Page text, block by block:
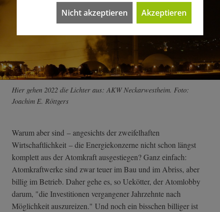
Hier gehen 2022 die Lichter aus: AKW Neckarwestheim. Foto:
Joachim E. Röttgers
Warum aber sind – angesichts der zweifelhaften
Wirtschaftlichkeit – die Energiekonzerne nicht schon längst
komplett aus der Atomkraft ausgestiegen? Ganz einfach:
Atomkraftwerke sind zwar teuer im Bau und im Abriss, aber
billig im Betrieb. Daher gehe es, so Uekötter, der Atomlobby
darum, "die Investitionen vergangener Jahrzehnte nach
Möglichkeit auszureizen." Und noch ein bisschen billiger ist
Nicht akzeptieren Akzeptieren